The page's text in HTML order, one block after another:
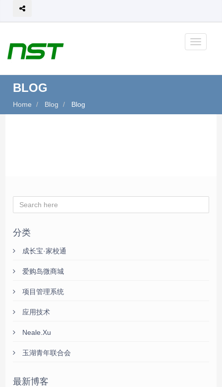
BLOG
Home Blog Blog
分类
成长宝·家校通
爱购岛微商城
项目管理系统
应用技术
Neale.Xu
玉湖青年联合会
最新博客